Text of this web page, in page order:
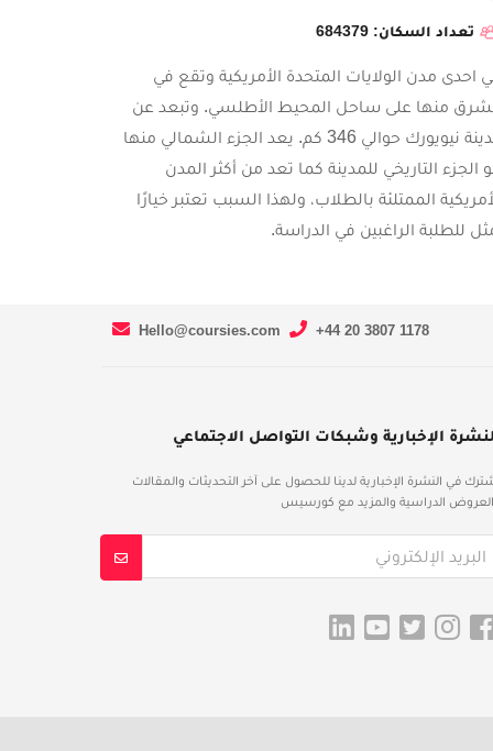
تعداد السكان: 684379
احدى مدن الولايات المتحدة الأمريكية وتقع في
منها على ساحل المحيط الأطلسي. وتبعد عن
مدينة نيويورك حوالي 346 كم. يعد الجزء الشمالي منها
الجزء التاريخي للمدينة كما تعد من أكثر المدن
الممتلئة بالطلاب، ولهذا السبب تعتبر خيارًا
للطلبة الراغبين في الدراسة.
+44 20 3807 1178
Hello@coursies.com
الإخبارية وشبكات التواصل الاجتماعي
في النشرة الإخبارية لدينا للحصول على آخر التحديثات والمقالات
الدراسية والمزيد مع كورسيس